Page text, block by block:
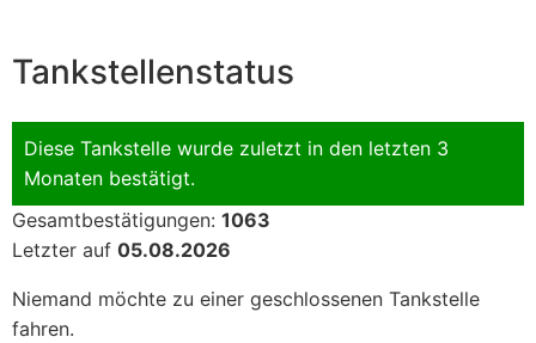
Tankstellenstatus
Diese Tankstelle wurde zuletzt in den letzten 3
Monaten bestätigt.
Gesamtbestätigungen: 1063
Letzter auf 05.08.2026
Niemand möchte zu einer geschlossenen Tankstelle
fahren.